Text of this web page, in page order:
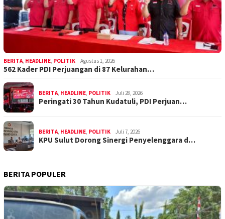
BERITA, HEADLINE, POLITIK Agustus 1, 2026
562 Kader PDI Perjuangan di 87 Kelurahan…
BERITA, HEADLINE, POLITIK Juli 28, 2026
Peringati 30 Tahun Kudatuli, PDI Perjuan…
BERITA, HEADLINE, POLITIK Juli 7, 2026
KPU Sulut Dorong Sinergi Penyelenggara d…
BERITA POPULER